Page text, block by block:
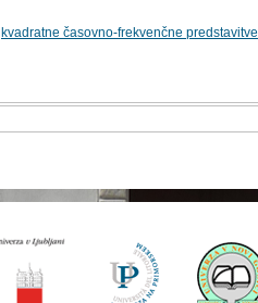
kvadratne časovno-frekvenčne predstavitve